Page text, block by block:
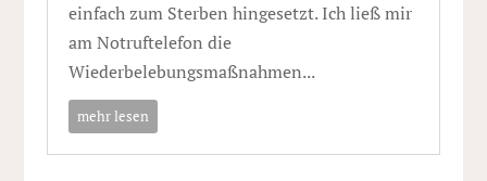
einfach zum Sterben hingesetzt. Ich ließ mir
am Notruftelefon die
Wiederbelebungsmaßnahmen...
mehr lesen